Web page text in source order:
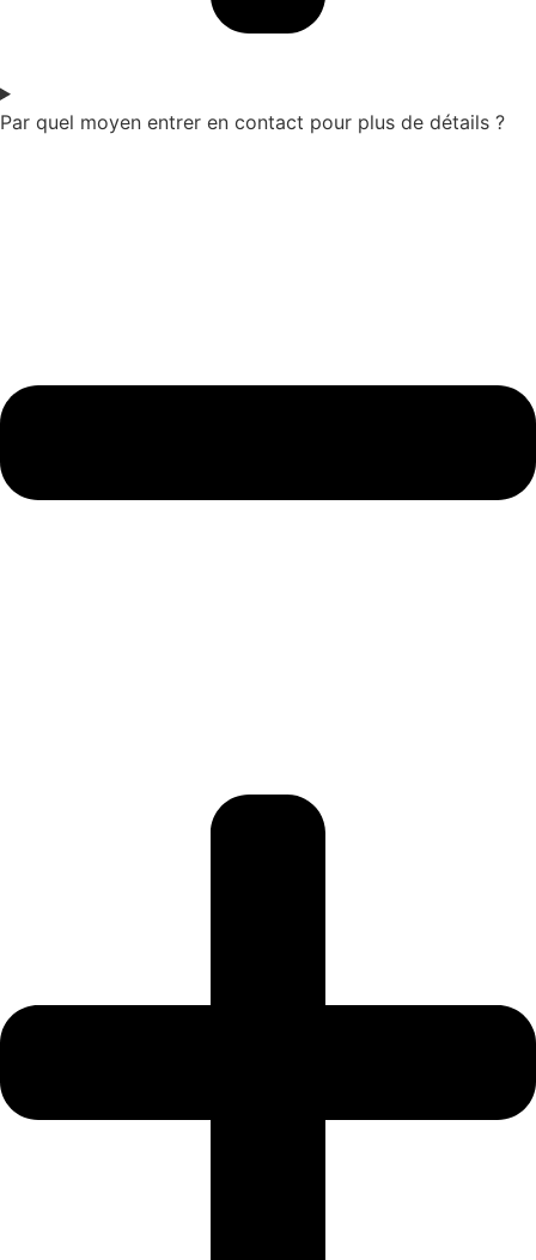
Par quel moyen entrer en contact pour plus de détails ?